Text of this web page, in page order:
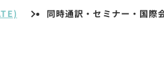
同時通訳・セミナー・国際